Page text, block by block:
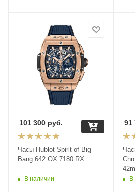
Часы Hublot Spirit of Big
Bang 642.OX.7180.RX
В наличии
101 300 руб.
В
91